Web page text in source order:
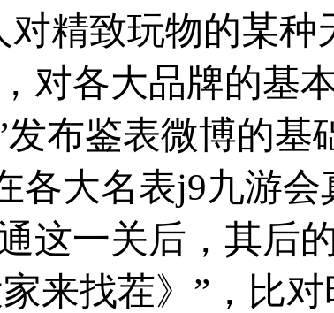
精致玩物的某
对各大品牌的基
鉴表微博的基
各大名表j9九游会
这一关后，其后
来找茬》”，比